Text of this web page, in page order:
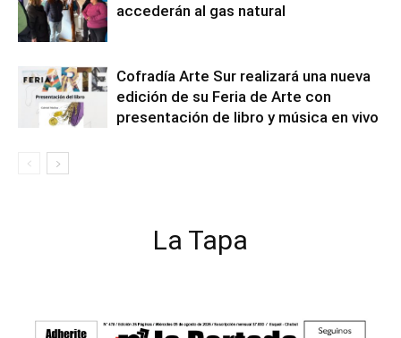
accederán al gas natural
Cofradía Arte Sur realizará una nueva
edición de su Feria de Arte con
presentación de libro y música en vivo
La Tapa